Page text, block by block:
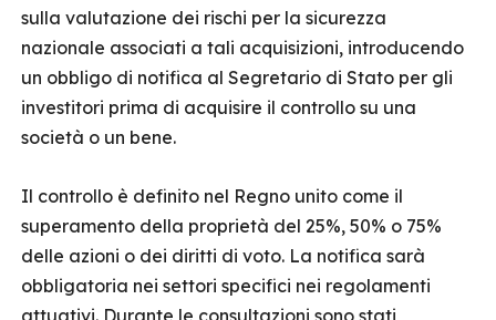
sulla valutazione dei rischi per la sicurezza
nazionale associati a tali acquisizioni, introducendo
un obbligo di notifica al Segretario di Stato per gli
investitori prima di acquisire il controllo su una
società o un bene.
Il controllo è definito nel Regno unito come il
superamento della proprietà del 25%, 50% o 75%
delle azioni o dei diritti di voto. La notifica sarà
obbligatoria nei settori specifici nei regolamenti
attuativi. Durante le consultazioni sono stati